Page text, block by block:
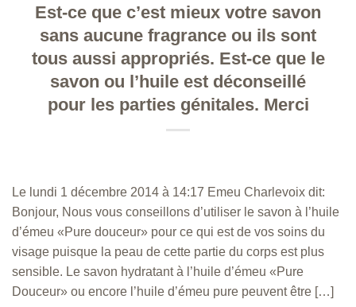
Est-ce que c’est mieux votre savon
sans aucune fragrance ou ils sont
tous aussi appropriés. Est-ce que le
savon ou l’huile est déconseillé
pour les parties génitales. Merci
Le lundi 1 décembre 2014 à 14:17 Emeu Charlevoix dit:
Bonjour, Nous vous conseillons d’utiliser le savon à l’huile
d’émeu «Pure douceur» pour ce qui est de vos soins du
visage puisque la peau de cette partie du corps est plus
sensible. Le savon hydratant à l’huile d’émeu «Pure
Douceur» ou encore l’huile d’émeu pure peuvent être […]